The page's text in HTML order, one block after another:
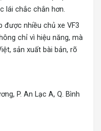
lái chắc chắn hơn.
nhiều chủ xe VF3
chỉ vì hiệu năng, mà
sản xuất bài bản, rõ
P. An Lạc A, Q. Bình